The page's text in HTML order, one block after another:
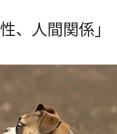
、人間関係」